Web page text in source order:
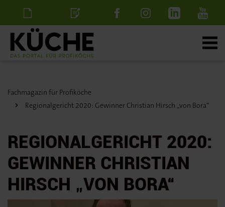
NewsletterStellenanzeige
Fachmagazin für Profiköche
Regionalgericht 2020: Gewinner Christian Hirsch „von Bora“
REGIONALGERICHT 2020:
GEWINNER CHRISTIAN
HIRSCH „VON BORA“